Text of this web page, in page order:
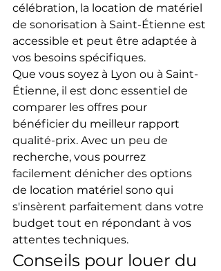
célébration, la location de matériel
de sonorisation à Saint-Étienne est
accessible et peut être adaptée à
vos besoins spécifiques.
Que vous soyez à Lyon ou à Saint-
Étienne, il est donc essentiel de
comparer les offres pour
bénéficier du meilleur rapport
qualité-prix. Avec un peu de
recherche, vous pourrez
facilement dénicher des options
de location matériel sono qui
s'insèrent parfaitement dans votre
budget tout en répondant à vos
attentes techniques.
Conseils pour louer du